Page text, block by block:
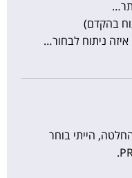
בהקדם)
ניתוח לבחור…
הייתי בוחר